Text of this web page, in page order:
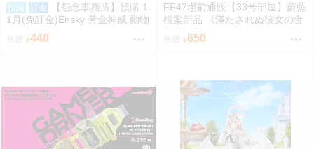
預購 訂金
【怨念事務所】預購 1
1月(免訂金)Ensky 黃金神威 動物
模樣坐姿娃吊飾 布偶 第3彈 5款
分售 三次再販 0816
440
FF47場前通販【33号部屋】蔚藍
檔案新品 《滿たされぬ彼女の食
欲》總賣場 新刊套組｜立牌 槌永
ヒヨリ 槌永日和［箱庭交響曲-通
650